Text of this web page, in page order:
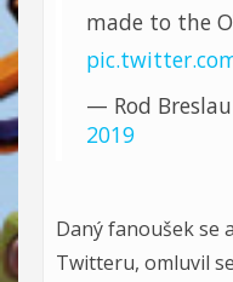
made to the
— Rod Breslau
2019
Daný fanoušek se
Twitteru, omluvil